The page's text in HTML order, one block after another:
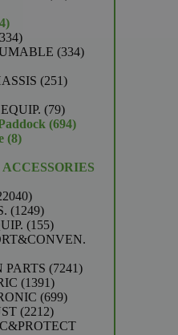
664
producten
334334
producten334334
251251
7979
producten
694694
88
22040
producten
12491249
producten
155155
producten
PARTS 72417241
13911391
producten
699699
22122212
producten